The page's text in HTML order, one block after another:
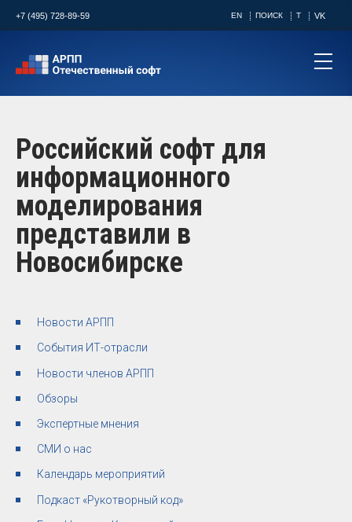
+7 (495) 728-89-59 EN ПОИСК T VK
Российский софт для
информационного
моделирования
представили в
Новосибирске
Новости АРПП
События ИТ-отрасли
Новости членов АРПП
Обзоры
Экспертные мнения
СМИ о нас
Календарь мероприятий
Подкаст «Рукотворный код»